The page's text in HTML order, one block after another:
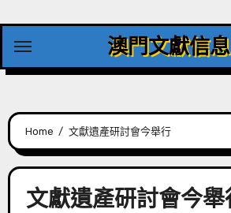
content
澳門文獻信
Home 文獻遺產研討會今舉行
文獻遺產研討會今舉